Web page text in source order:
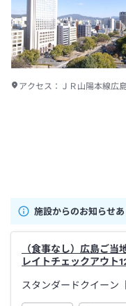
アクセス： ＪＲ山陽本線広
施設からのお知らせあ
（食事なし）広島ご当
レイトチェックアウト
スタンダードクイーン